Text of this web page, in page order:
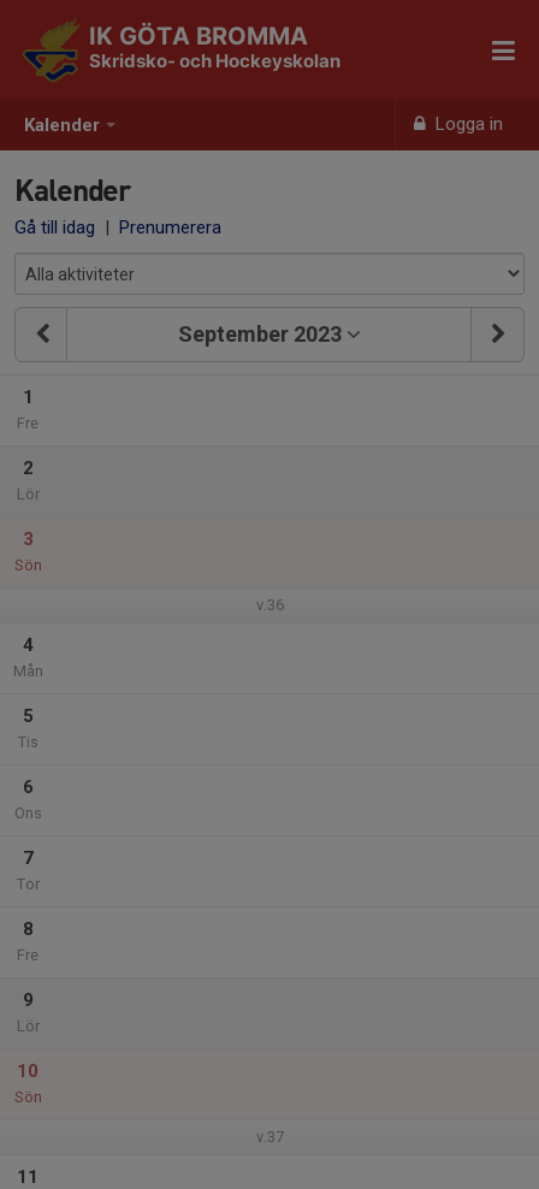
Kalender Logga in
IK GÖTA BROMMA
Skridsko- och Hockeyskolan
Kalender
Gå till idag | Prenumerera
September 2023
1
Fre
2
Lör
3
Sön
v.36
4
Mån
5
Tis
6
Ons
7
Tor
8
Fre
9
Lör
10
Sön
v.37
11